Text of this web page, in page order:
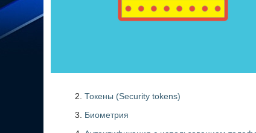
Токены (Security tokens)
Биометрия